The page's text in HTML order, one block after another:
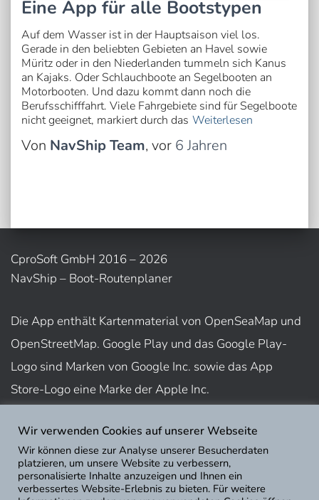
Eine App für alle Bootstypen
Auf dem Wasser ist in der Hauptsaison viel los.
Gerade in den beliebten Gebieten an Havel sowie
Müritz oder in den Niederlanden tummeln sich Kanus
an Kajaks. Oder Schlauchboote an Segelbooten an
Motorbooten. Und dazu kommt dann noch die
Berufsschifffahrt. Viele Fahrgebiete sind für Segelboote
nicht geeignet, markiert durch das Weiterlesen
Von NavShip Team, vor 6 Jahren
CproSoft GmbH 2016 – 2026
NavShip – Boot-Routenplaner
Die App enthält Kartenmaterial von OpenSeaMap und
OpenStreetMap. Google Play und das Google Play-
Logo sind Marken von Google Inc. sowie das App
Store-Logo eine Marke der Apple Inc.
Nutzungsbedingungen
Impressum
Datenschutz
Wir verwenden Cookies auf unserer Webseite
Wir können diese zur Analyse unserer Besucherdaten
platzieren, um unsere Website zu verbessern,
personalisierte Inhalte anzuzeigen und Ihnen ein
verbessertes Website-Erlebnis zu bieten. Für weitere